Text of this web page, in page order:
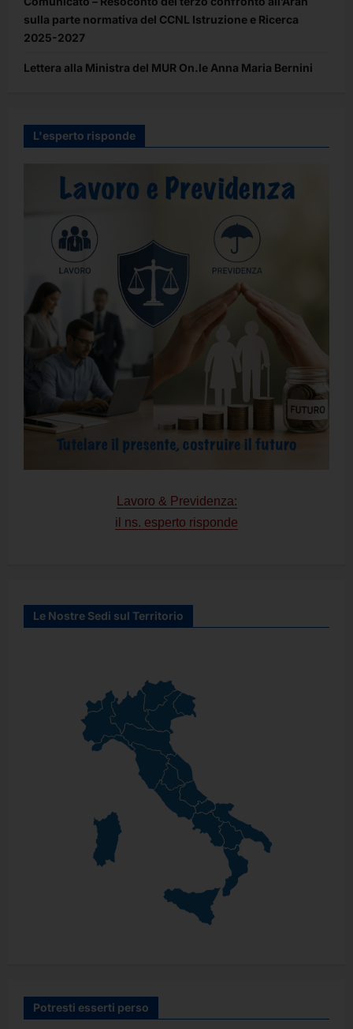
sulla parte normativa del CCNL Istruzione e Ricerca
2025-2027
Lettera alla Ministra del MUR On.le Anna Maria Bernini
L'esperto risponde
Lavoro & Previdenza:
il ns. esperto risponde
Le Nostre Sedi sul Territorio
Potresti esserti perso